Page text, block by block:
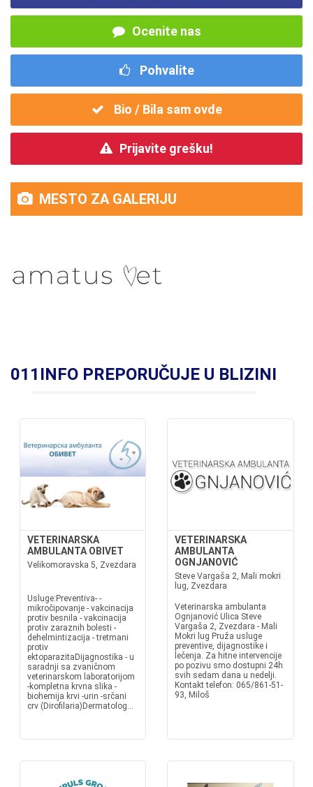
Ocenite nas
Pohvalite
Bio / Bila sam ovde
Prijavite grešku!
MESTO ZA GALERIJU
011INFO PREPORUČUJE U BLIZINI
VETERINARSKA
AMBULANTA OBIVET
Velikomoravska 5, Zvezdara
Usluge:Preventiva- -
mikročipovanje - vakcinacija
protiv besnila - vakcinacija
protiv zaraznih bolesti -
dehelmintizacija - tretmani
protiv
ektoparazitaDijagnostika - u
saradnji sa zvaničnom
veterinarskom laboratorijom
-kompletna krvna slika -
biohemija krvi -urin -srčani
crv (Dirofilaria)Dermatolog...
VETERINARSKA
AMBULANTA
OGNJANOVIĆ
Steve Vargaša 2, Mali mokri
lug, Zvezdara
Veterinarska ambulanta
Ognjanović Ulica Steve
Vargaša 2, Zvezdara - Mali
Mokri lug Pruža usluge
preventive, dijagnostike i
lečenja. Za hitne intervencije
po pozivu smo dostupni 24h
svih sedam dana u nedelji.
Kontakt telefon: 065/861-51-
93, Miloš